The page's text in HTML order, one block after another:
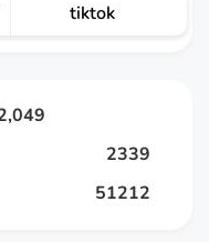
tiktok
2339
51212